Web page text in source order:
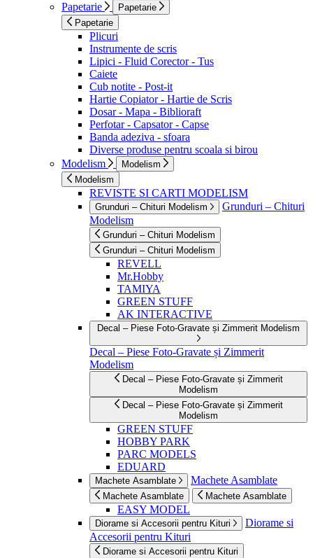
Papetarie
Papetarie
Papetarie
Plicuri
Instrumente de scris
Lipici - Fluid Corector - Tus
Caiete
Cub notite - Post-it
Hartie Copiator - Hartie de Scris
Dosar - Mapa - Biblioraft
Perfotar - Capsator - Capse
Banda adeziva - sfoara
Diverse produse pentru scoala si birou
Modelism
Modelism
Modelism
REVISTE SI CARTI MODELISM
Grunduri – Chituri Modelism
Grunduri – Chituri
Modelism
Grunduri – Chituri Modelism
Grunduri – Chituri Modelism
REVELL
Mr.Hobby
TAMIYA
GREEN STUFF
AK INTERACTIVE
Decal – Piese Foto-Gravate și Zimmerit Modelism
Decal – Piese Foto-Gravate și Zimmerit
Modelism
Decal – Piese Foto-Gravate și Zimmerit
Modelism
Decal – Piese Foto-Gravate și Zimmerit
Modelism
GREEN STUFF
HOBBY PARK
PARC MODELS
EDUARD
Machete Asamblate Machete Asamblate
Machete Asamblate Machete Asamblate
EASY MODEL
Diorame si Accesorii pentru Kituri
Diorame si
Accesorii pentru Kituri
Diorame si Accesorii pentru Kituri